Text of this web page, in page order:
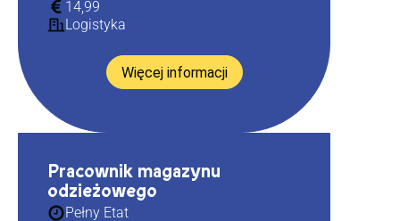
14,99
Logistyka
Więcej informacji
Pracownik magazynu
odzieżowego
Pełny Etat